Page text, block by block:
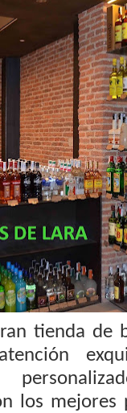
tienda de
los mejores